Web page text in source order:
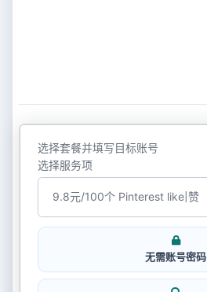
选择套餐并填写目标账号
选择服务项
无需账号密码